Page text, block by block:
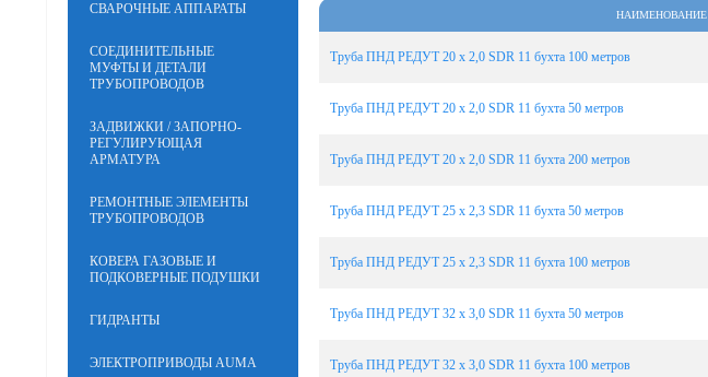
СВАРОЧНЫЕ АППАРАТЫ
СОЕДИНИТЕЛЬНЫЕ
МУФТЫ И ДЕТАЛИ
ТРУБОПРОВОДОВ
ЗАДВИЖКИ / ЗАПОРНО-
РЕГУЛИРУЮЩАЯ
АРМАТУРА
РЕМОНТНЫЕ ЭЛЕМЕНТЫ
ТРУБОПРОВОДОВ
КОВЕРА ГАЗОВЫЕ И
ПОДКОВЕРНЫЕ ПОДУШКИ
ГИДРАНТЫ
ЭЛЕКТРОПРИВОДЫ AUMA
НАИМЕНОВАНИЕ
Труба ПНД РЕДУТ 20 х 2,0 SDR 11 бухта 100 метров
Труба ПНД РЕДУТ 20 х 2,0 SDR 11 бухта 50 метров
Труба ПНД РЕДУТ 20 х 2,0 SDR 11 бухта 200 метров
Труба ПНД РЕДУТ 25 х 2,3 SDR 11 бухта 50 метров
Труба ПНД РЕДУТ 25 х 2,3 SDR 11 бухта 100 метров
Труба ПНД РЕДУТ 32 х 3,0 SDR 11 бухта 50 метров
Труба ПНД РЕДУТ 32 х 3,0 SDR 11 бухта 100 метров